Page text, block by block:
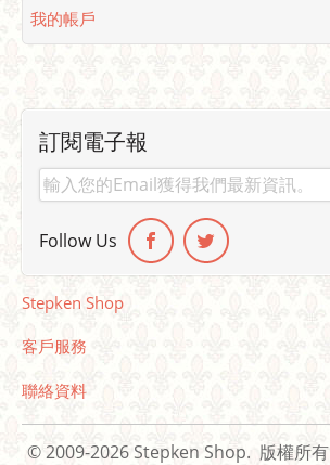
我的帳戶
訂閱電子報
Follow Us
Stepken Shop
客戶服務
聯絡資料
© 2009-2026 Stepken Shop. 版權所有